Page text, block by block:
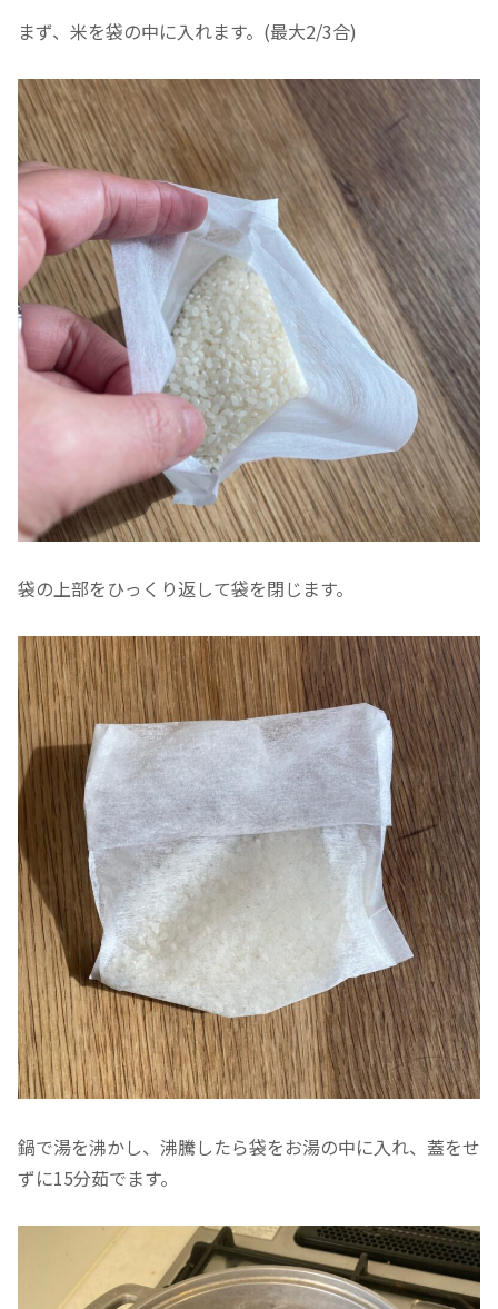
まず、米を袋の中に入れます。(最大2/3合)
袋の上部をひっくり返して袋を閉じます。
鍋で湯を沸かし、沸騰したら袋をお湯の中に入れ、蓋をせ
ずに15分茹でます。